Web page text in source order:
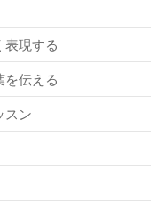
表現する
を伝える
スン